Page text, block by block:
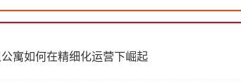
寓如何在精细化运营下崛起